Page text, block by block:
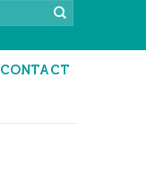
CONTACT